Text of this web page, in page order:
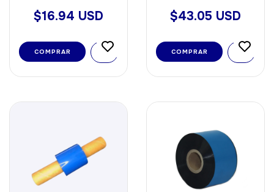
$16.94 USD
COMPRAR
Sintetica
$43.05 USD
COMPRAR